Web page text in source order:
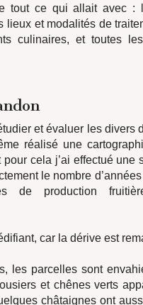
tout ce qui allait avec :
lieux et modalités de
culinaires, et toutes
et évaluer les divers
réalisé une
cela j’ai effectué une
le nombre
de production
car la dérive est
les parcelles sont
et chênes verts
châtaignes ont